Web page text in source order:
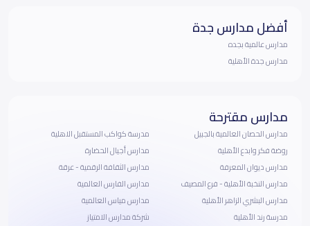
أفضل مدارس جدة
مدارس عالمية بجده
مدارس جدة الأهلية
مدارس مقترحة
مدارس الحصان العالمية بالجبيل
روضة فكر وابدع الأهلية
مدارس ديوان المعرفة
مدارس النخبة الأهلية - فرع المصيف
مدارس البشري الزاهر الأهلية
مدرسة رند الأهلية
مدرسة كواكب المستقبل الاهلية
مدارس أجيال الحضارة
مدارس الثقافة الرقمية - عرقة
مدارس الفارس العالمية
مدارس مياس العالمية
شركة مدارس الامتياز